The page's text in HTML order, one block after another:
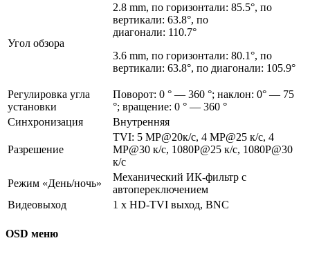
Угол обзора
2.8 mm, по горизонтали: 85.5°, по
вертикали: 63.8°, по
диагонали: 110.7°
3.6 mm, по горизонтали: 80.1°, по
вертикали: 63.8°, по диагонали: 105.9°
Регулировка угла
установки
Поворот: 0 ° — 360 °; наклон: 0° — 75
°; вращение: 0 ° — 360 °
Синхронизация
Внутренняя
Разрешение
TVI: 5 MP@20к/с, 4 MP@25 к/с, 4
MP@30 к/с, 1080P@25 к/с, 1080P@30
к/с
Режим «День/ночь»
Механический ИК-фильтр с
автопереключением
Видеовыход
1 х HD-TVI выход, BNC
OSD меню